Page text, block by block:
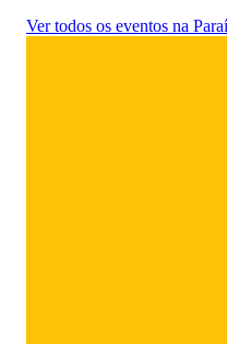
Ver todos os eventos na